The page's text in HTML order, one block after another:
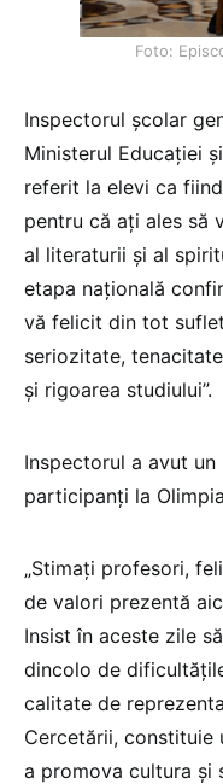
Foto:
Inspectorul școlar
Ministerul Educației
referit la elevi ca
pentru că ați ales să
al literaturii și al
etapa națională
vă felicit din tot
seriozitate,
și rigoarea studiului”.
Inspectorul a avut
participanți la
„Stimați profesori,
de valori prezentă
Insist în aceste zile
dincolo de
calitate de
Cercetării, constituie
a promova cultura și